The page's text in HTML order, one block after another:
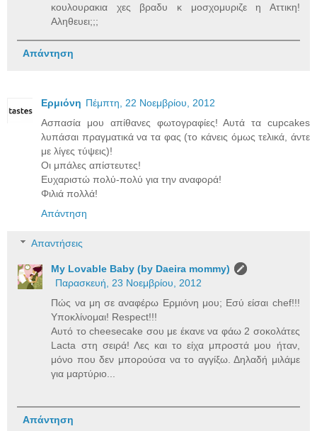
κουλουρακια χες βραδυ κ μοσχομυριζε η Αττικη!
Αληθευει;;;
Απάντηση
Ερμιόνη Πέμπτη, 22 Νοεμβρίου, 2012
Ασπασία μου απίθανες φωτογραφίες! Αυτά τα cupcakes
λυπάσαι πραγματικά να τα φας (το κάνεις όμως τελικά, άντε
με λίγες τύψεις)!
Οι μπάλες απίστευτες!
Ευχαριστώ πολύ-πολύ για την αναφορά!
Φιλιά πολλά!
Απάντηση
Απαντήσεις
My Lovable Baby (by Daeira mommy)
Παρασκευή, 23 Νοεμβρίου, 2012
Πώς να μη σε αναφέρω Ερμιόνη μου; Εσύ είσαι chef!!!
Υποκλίνομαι! Respect!!!
Αυτό το cheesecake σου με έκανε να φάω 2 σοκολάτες
Lacta στη σειρά! Λες και το είχα μπροστά μου ήταν,
μόνο που δεν μπορούσα να το αγγίξω. Δηλαδή μιλάμε
για μαρτύριο...
Απάντηση